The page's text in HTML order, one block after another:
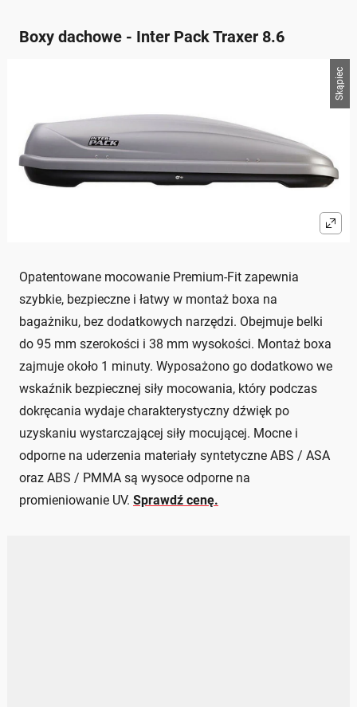
Boxy dachowe - Inter Pack Traxer 8.6
Skąpiec
Opatentowane mocowanie Premium-Fit zapewnia
szybkie, bezpieczne i łatwy w montaż boxa na
bagażniku, bez dodatkowych narzędzi. Obejmuje belki
do 95 mm szerokości i 38 mm wysokości. Montaż boxa
zajmuje około 1 minuty. Wyposażono go dodatkowo we
wskaźnik bezpiecznej siły mocowania, który podczas
dokręcania wydaje charakterystyczny dźwięk po
uzyskaniu wystarczającej siły mocującej. Mocne i
odporne na uderzenia materiały syntetyczne ABS / ASA
oraz ABS / PMMA są wysoce odporne na
promieniowanie UV. Sprawdź cenę.